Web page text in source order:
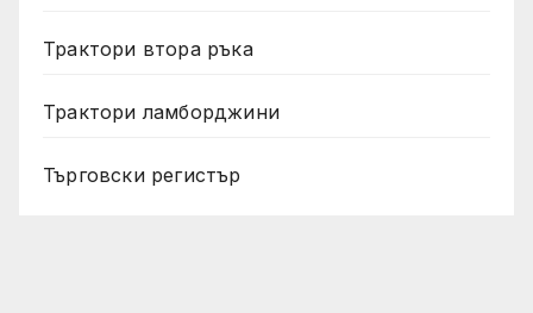
Трактори втора ръка
Трактори ламборджини
Търговски регистър